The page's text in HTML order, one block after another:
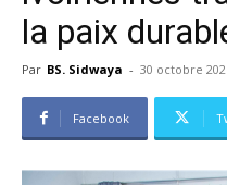
la paix
Par BS. Sidwaya - 30 octobre
Facebook